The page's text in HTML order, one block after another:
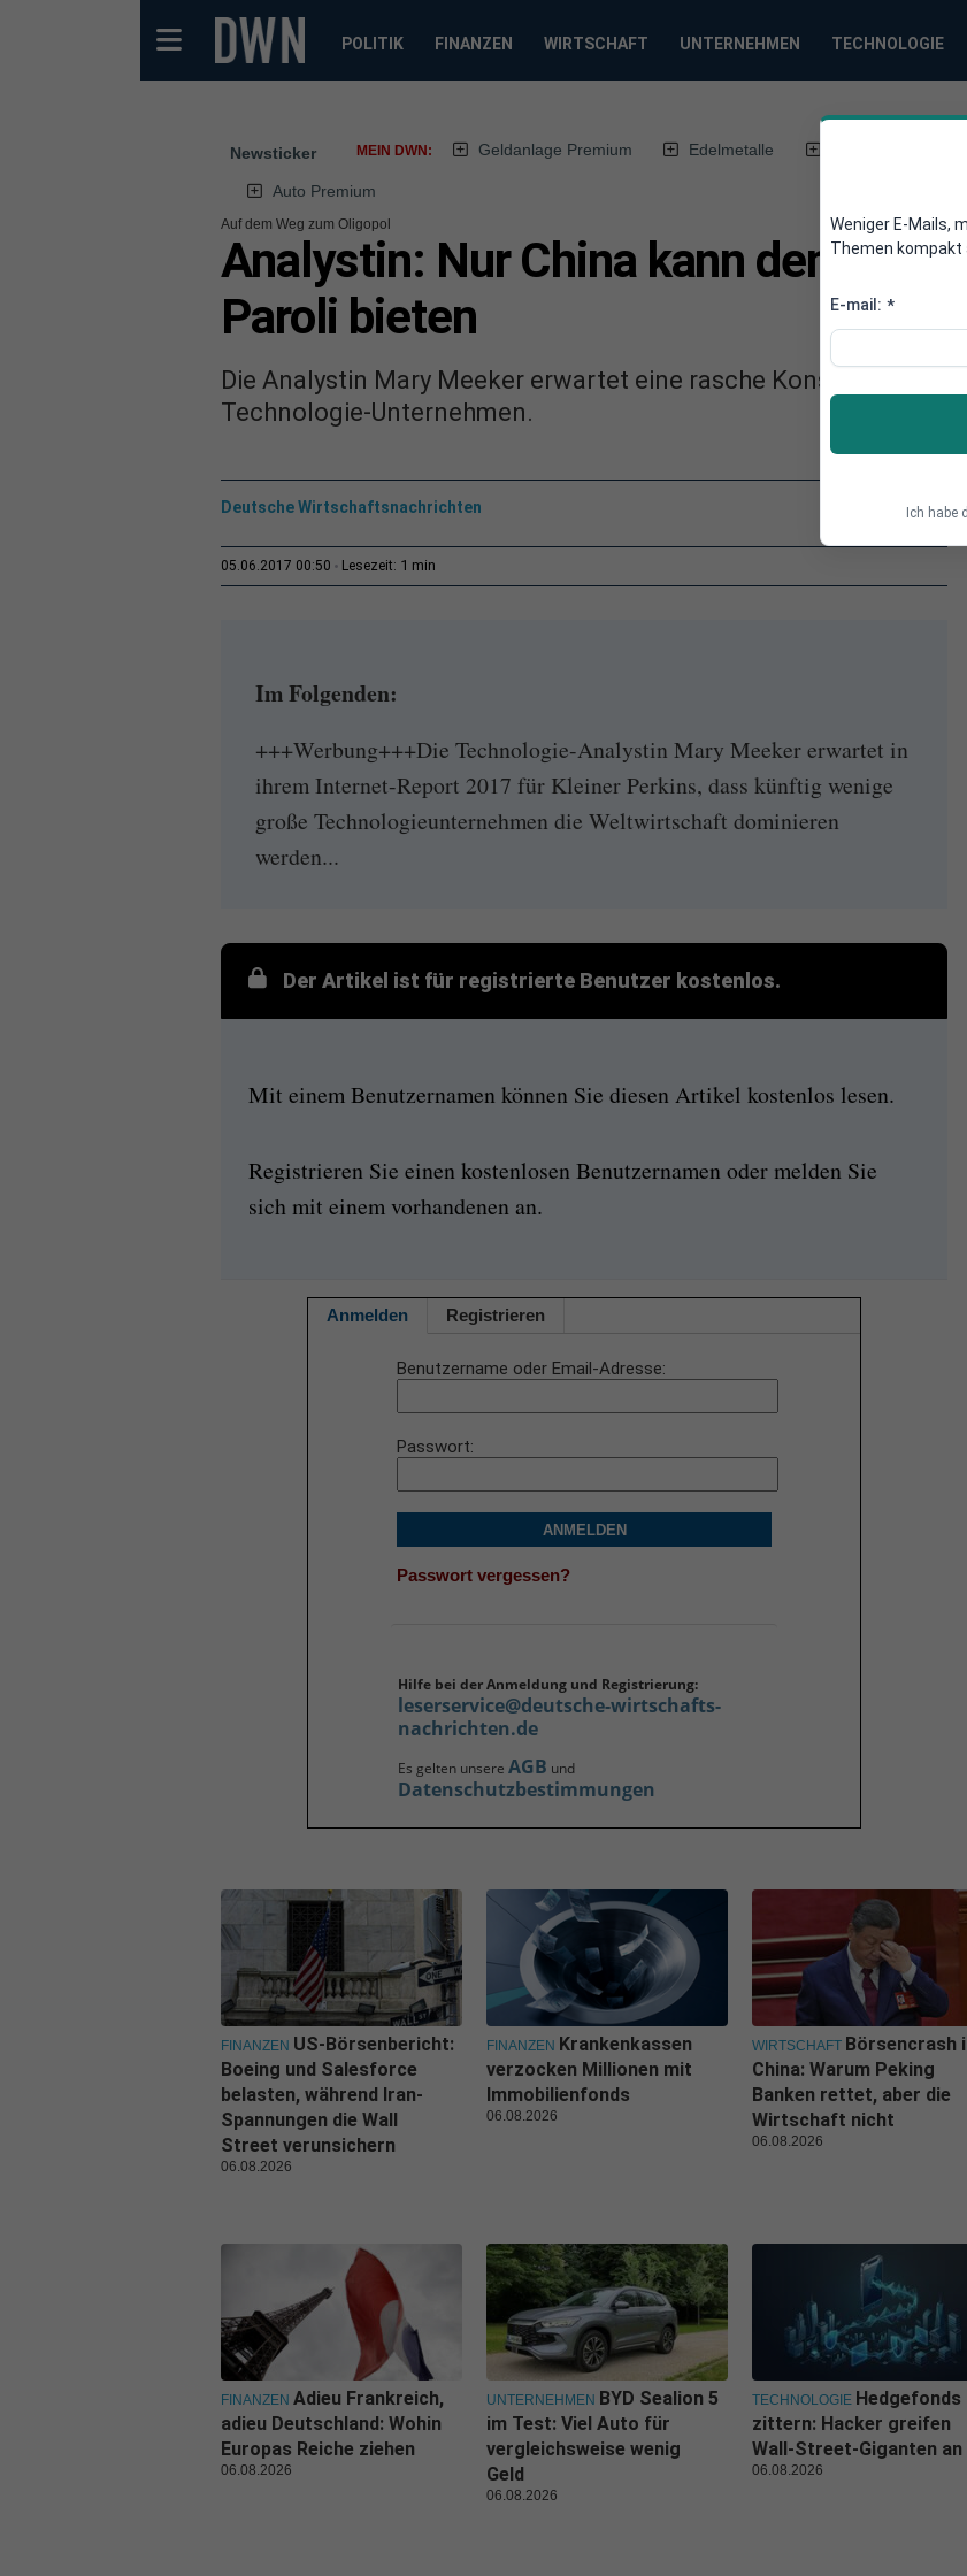
POLITIK FINANZEN WIRTSCHAFT UNTERNEHMEN TECHNOLOGIE
Newsticker MEIN DWN: Geldanlage Premium Edelmetalle
Auto Premium
Auf dem Weg zum Oligopol
Analystin: Nur China kann den USA
Paroli bieten
Die Analystin Mary Meeker erwartet eine rasche Konsolidierung
Technologie-Unternehmen.
Deutsche Wirtschaftsnachrichten
05.06.2017 00:50 Lesezeit: 1 min
Im Folgenden:
+++Werbung+++Die Technologie-Analystin Mary Meeker erwartet in
ihrem Internet-Report 2017 für Kleiner Perkins, dass künftig wenige
große Technologieunternehmen die Weltwirtschaft dominieren
werden...
Der Artikel ist für registrierte Benutzer kostenlos.
Mit einem Benutzernamen können Sie diesen Artikel kostenlos lesen.
Registrieren Sie einen kostenlosen Benutzernamen oder melden Sie
sich mit einem vorhandenen an.
Anmelden Registrieren
Benutzername oder Email-Adresse
Passwort
ANMELDEN
Passwort vergessen?
Hilfe bei der Anmeldung und Registrierung:
leserservice@deutsche-wirtschafts-
nachrichten.de
Es gelten unsere AGB und
Datenschutzbestimmungen
Weniger E-Mails,
Themen kompakt
E-mail: *
Ich habe
FINANZEN US-Börsenbericht:
Boeing und Salesforce
belasten, während Iran-
Spannungen die Wall
Street verunsichern
06.08.2026
FINANZEN Krankenkassen
verzocken Millionen mit
Immobilienfonds
06.08.2026
WIRTSCHAFT Börsencrash
China: Warum Peking
Banken rettet, aber die
Wirtschaft nicht
06.08.2026
FINANZEN Adieu Frankreich,
adieu Deutschland: Wohin
Europas Reiche ziehen
06.08.2026
UNTERNEHMEN BYD Sealion 5
im Test: Viel Auto für
vergleichsweise wenig
Geld
06.08.2026
TECHNOLOGIE Hedgefonds
zittern: Hacker greifen
Wall-Street-Giganten an
06.08.2026